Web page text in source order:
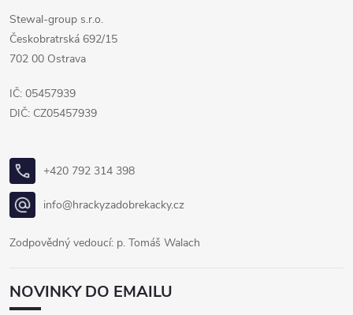
Stewal-group s.r.o.
Českobratrská 692/15
702 00 Ostrava
IČ: 05457939
DIČ: CZ05457939
+420 792 314 398
info@hrackyzadobrekacky.cz
Zodpovědný vedoucí: p. Tomáš Walach
NOVINKY DO EMAILU